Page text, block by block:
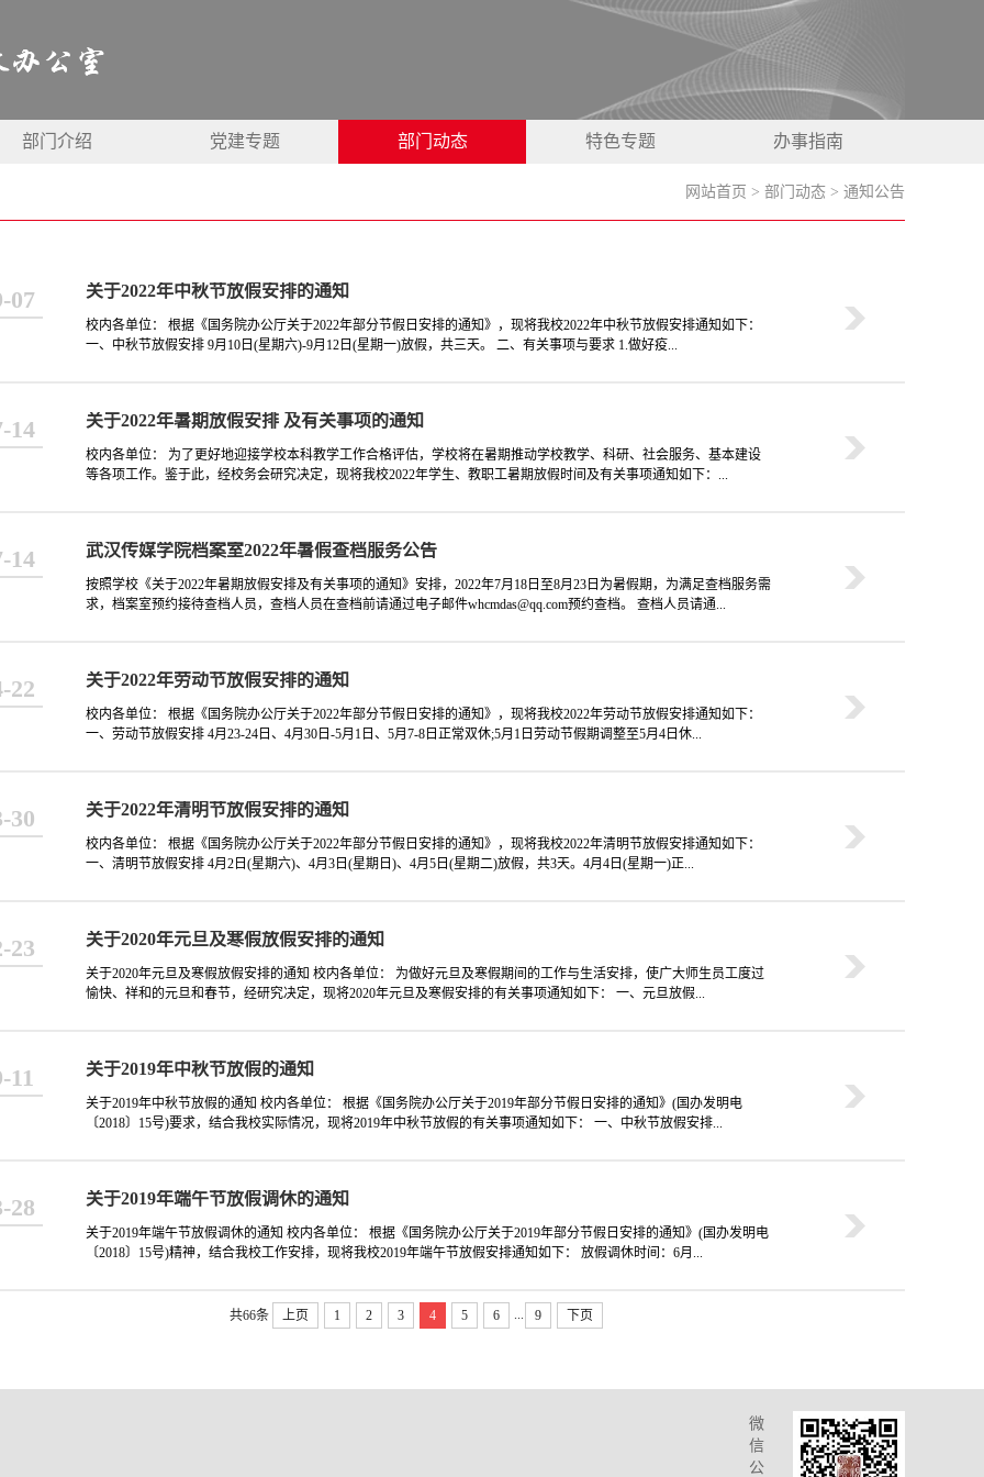
部门介绍 党建专题 部门动态 特色专题 办事指南
网站首页 > 部门动态 > 通知公告
07 关于2022年中秋节放假安排的通知
校内各单位： 根据《国务院办公厅关于2022年部分节假日安排的通知》，现将我校2022年中秋节放假安排通知如下：
一、中秋节放假安排 9月10日(星期六)-9月12日(星期一)放假，共三天。 二、有关事项与要求 1.做好疫...
14 关于2022年暑期放假安排 及有关事项的通知
校内各单位： 为了更好地迎接学校本科教学工作合格评估，学校将在暑期推动学校教学、科研、社会服务、基本建设
等各项工作。鉴于此，经校务会研究决定，现将我校2022年学生、教职工暑期放假时间及有关事项通知如下：...
14 武汉传媒学院档案室2022年暑假查档服务公告
按照学校《关于2022年暑期放假安排及有关事项的通知》安排，2022年7月18日至8月23日为暑假期，为满足查档服务需
求，档案室预约接待查档人员，查档人员在查档前请通过电子邮件whcmdas@qq.com预约查档。 查档人员请通...
22 关于2022年劳动节放假安排的通知
校内各单位： 根据《国务院办公厅关于2022年部分节假日安排的通知》，现将我校2022年劳动节放假安排通知如下：
一、劳动节放假安排 4月23-24日、4月30日-5月1日、5月7-8日正常双休;5月1日劳动节假期调整至5月4日休...
30 关于2022年清明节放假安排的通知
校内各单位： 根据《国务院办公厅关于2022年部分节假日安排的通知》，现将我校2022年清明节放假安排通知如下：
一、清明节放假安排 4月2日(星期六)、4月3日(星期日)、4月5日(星期二)放假，共3天。4月4日(星期一)正...
23 关于2020年元旦及寒假放假安排的通知
关于2020年元旦及寒假放假安排的通知 校内各单位： 为做好元旦及寒假期间的工作与生活安排，使广大师生员工度过
愉快、祥和的元旦和春节，经研究决定，现将2020年元旦及寒假安排的有关事项通知如下： 一、元旦放假...
11 关于2019年中秋节放假的通知
关于2019年中秋节放假的通知 校内各单位： 根据《国务院办公厅关于2019年部分节假日安排的通知》(国办发明电
〔2018〕15号)要求，结合我校实际情况，现将2019年中秋节放假的有关事项通知如下： 一、中秋节放假安排...
28 关于2019年端午节放假调休的通知
关于2019年端午节放假调休的通知 校内各单位： 根据《国务院办公厅关于2019年部分节假日安排的通知》(国办发明电
〔2018〕15号)精神，结合我校工作安排，现将我校2019年端午节放假安排通知如下： 放假调休时间：6月...
共66条 上页 1 2 3 4 5 6 9 下页
微
信
公